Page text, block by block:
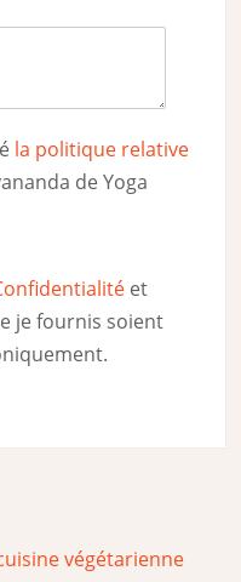
la politique relative
de Yoga
et
je fournis soient
végétarienne